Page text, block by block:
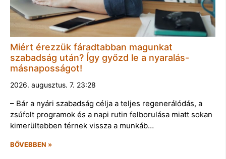
Miért érezzük fáradtabban magunkat
szabadság után? Így győzd le a nyaralás-
másnaposságot!
2026. augusztus. 7. 23:28
– Bár a nyári szabadság célja a teljes regenerálódás, a
zsúfolt programok és a napi rutin felborulása miatt sokan
kimerültebben térnek vissza a munkáb…
BŐVEBBEN »